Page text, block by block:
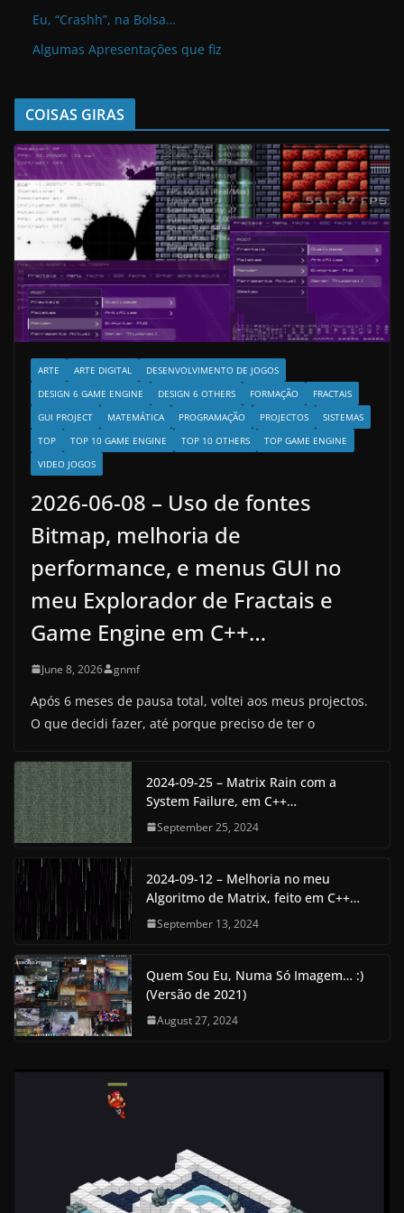
Eu, “Crashh”, na Bolsa…
Algumas Apresentações que fiz
COISAS GIRAS
ARTE ARTE DIGITAL
DESENVOLVIMENTO DE JOGOS
DESIGN 6 GAME ENGINE
DESIGN 6 OTHERS FORMAÇÃO
FRACTAIS
GUI PROJECT
MATEMÁTICA PROGRAMAÇÃO PROJECTOS
SISTEMAS
TOP
TOP 10 GAME ENGINE TOP 10 OTHERS
TOP GAME ENGINE
VIDEO JOGOS
2026-06-08 – Uso de fontes
Bitmap, melhoria de
performance, e menus GUI no
meu Explorador de Fractais e
Game Engine em C++…
June 8, 2026 gnmf
Após 6 meses de pausa total, voltei aos meus projectos.
O que decidi fazer, até porque preciso de ter o
2024-09-25 – Matrix Rain com a
System Failure, em C++…
September 25, 2024
2024-09-12 – Melhoria no meu
Algoritmo de Matrix, feito em C++…
September 13, 2024
Quem Sou Eu, Numa Só Imagem… :)
(Versão de 2021)
August 27, 2024